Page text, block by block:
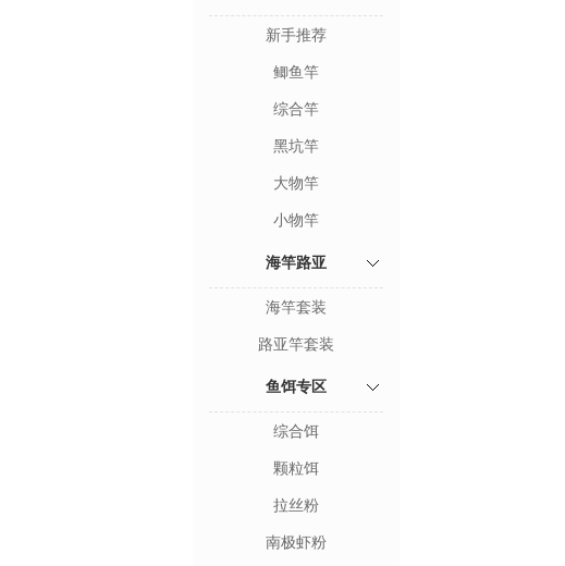
新手推荐
鲫鱼竿
综合竿
黑坑竿
大物竿
小物竿
海竿路亚
海竿套装
路亚竿套装
鱼饵专区
综合饵
颗粒饵
拉丝粉
南极虾粉